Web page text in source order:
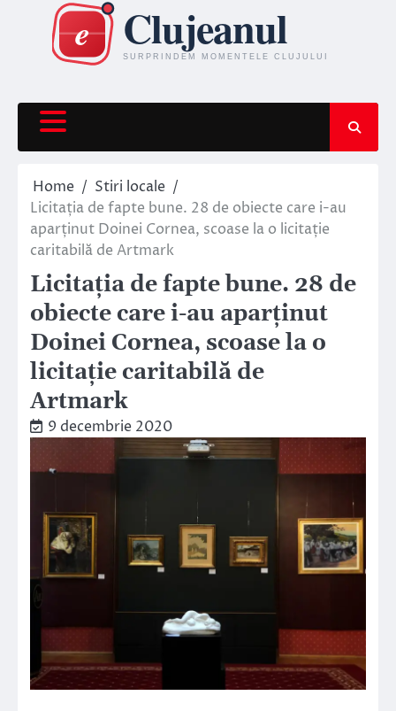
content
Home
Stiri locale
Licitația de fapte bune. 28 de obiecte care i-au
aparținut Doinei Cornea, scoase la o licitație
caritabilă de Artmark
Licitația de fapte bune. 28 de
obiecte care i-au aparținut
Doinei Cornea, scoase la o
licitație caritabilă de
Artmark
9 decembrie 2020